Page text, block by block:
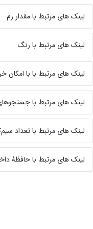
لینک های مرتبط با مقدار رم
لینک های مرتبط با رنگ
لینک های مرتبط با با امکان
لینک های مرتبط با
لینک های مرتبط با تعداد
لینک های مرتبط با حافظهٔ